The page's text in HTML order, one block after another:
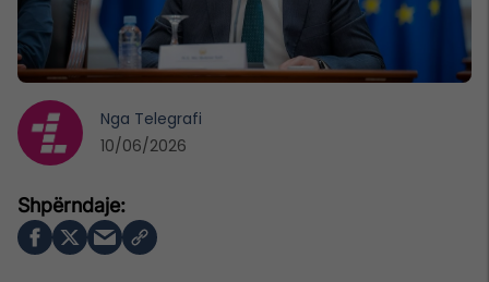
Nga Telegrafi
10/06/2026